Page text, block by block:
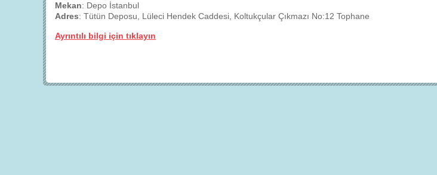
Mekan: Depo İstanbul
Adres: Tütün Deposu, Lüleci Hendek Caddesi, Koltukçular Çıkmazı No:12 Tophane
Ayrıntılı bilgi için tıklayın